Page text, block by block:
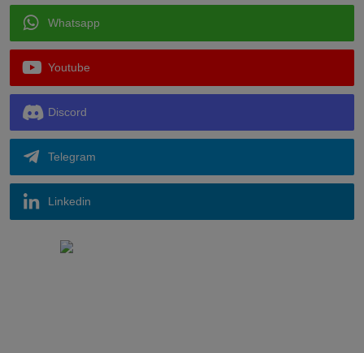
Whatsapp
Youtube
Discord
Telegram
Linkedin